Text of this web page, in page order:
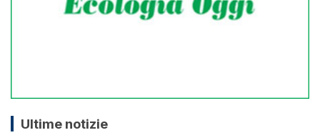
Ultime notizie